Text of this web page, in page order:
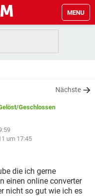
MENU
Nächste
/Geschlossen
um 17:45
die ich gerne
einen online converter
nicht so gut wie ich es